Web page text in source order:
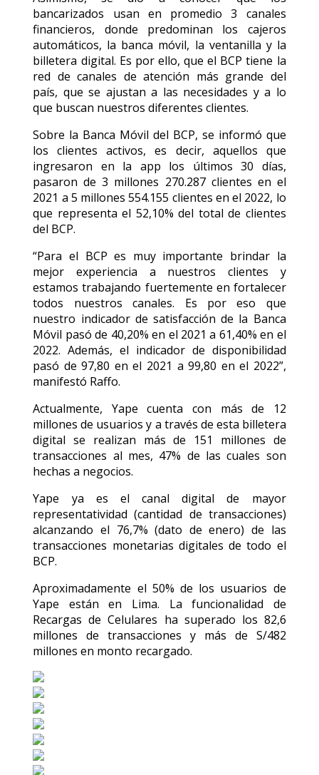
bancarizados usan en promedio 3 canales
financieros, donde predominan los cajeros
automáticos, la banca móvil, la ventanilla y la
billetera digital. Es por ello, que el BCP tiene la
red de canales de atención más grande del
país, que se ajustan a las necesidades y a lo
que buscan nuestros diferentes clientes.
Sobre la Banca Móvil del BCP, se informó que
los clientes activos, es decir, aquellos que
ingresaron en la app los últimos 30 días,
pasaron de 3 millones 270.287 clientes en el
2021 a 5 millones 554.155 clientes en el 2022, lo
que representa el 52,10% del total de clientes
del BCP.
“Para el BCP es muy importante brindar la
mejor experiencia a nuestros clientes y
estamos trabajando fuertemente en fortalecer
todos nuestros canales. Es por eso que
nuestro indicador de satisfacción de la Banca
Móvil pasó de 40,20% en el 2021 a 61,40% en el
2022. Además, el indicador de disponibilidad
pasó de 97,80 en el 2021 a 99,80 en el 2022”,
manifestó Raffo.
Actualmente, Yape cuenta con más de 12
millones de usuarios y a través de esta billetera
digital se realizan más de 151 millones de
transacciones al mes, 47% de las cuales son
hechas a negocios.
Yape ya es el canal digital de mayor
representatividad (cantidad de transacciones)
alcanzando el 76,7% (dato de enero) de las
transacciones monetarias digitales de todo el
BCP.
Aproximadamente el 50% de los usuarios de
Yape están en Lima. La funcionalidad de
Recargas de Celulares ha superado los 82,6
millones de transacciones y más de S/482
millones en monto recargado.